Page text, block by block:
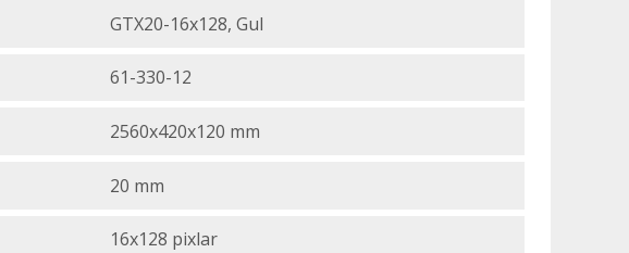
GTX20-16x128, Gul
61-330-12
2560x420x120 mm
20 mm
16x128 pixlar